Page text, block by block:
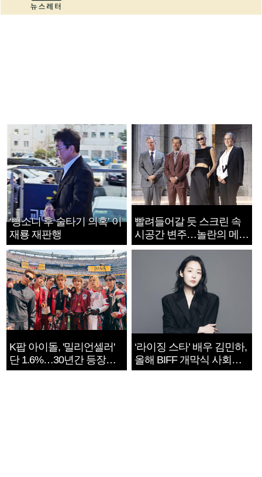
‘뺑소니 후 술타기 의혹’ 이
재룡 재판행
빨려들어갈 듯 스크린 속
시공간 변주…놀란의 메시
지는 ‘전쟁 속죄’
K팝 아이돌, '밀리언셀러'
단 1.6%…30년간 등장
1182개팀 전수조사
‘라이징 스타’ 배우 김민하,
올해 BIFF 개막식 사회자
확정